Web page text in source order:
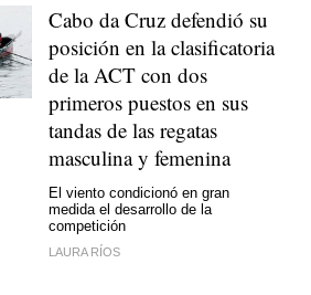
Cabo da Cruz defendió su
posición en la clasificatoria
de la ACT con dos
primeros puestos en sus
tandas de las regatas
masculina y femenina
El viento condicionó en gran
medida el desarrollo de la
competición
LAURA RÍOS